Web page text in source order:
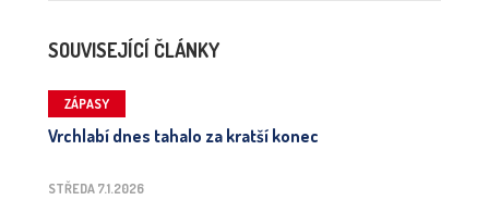
SOUVISEJÍCÍ ČLÁNKY
ZÁPASY
Vrchlabí dnes tahalo za kratší konec
STŘEDA 7.1.2026